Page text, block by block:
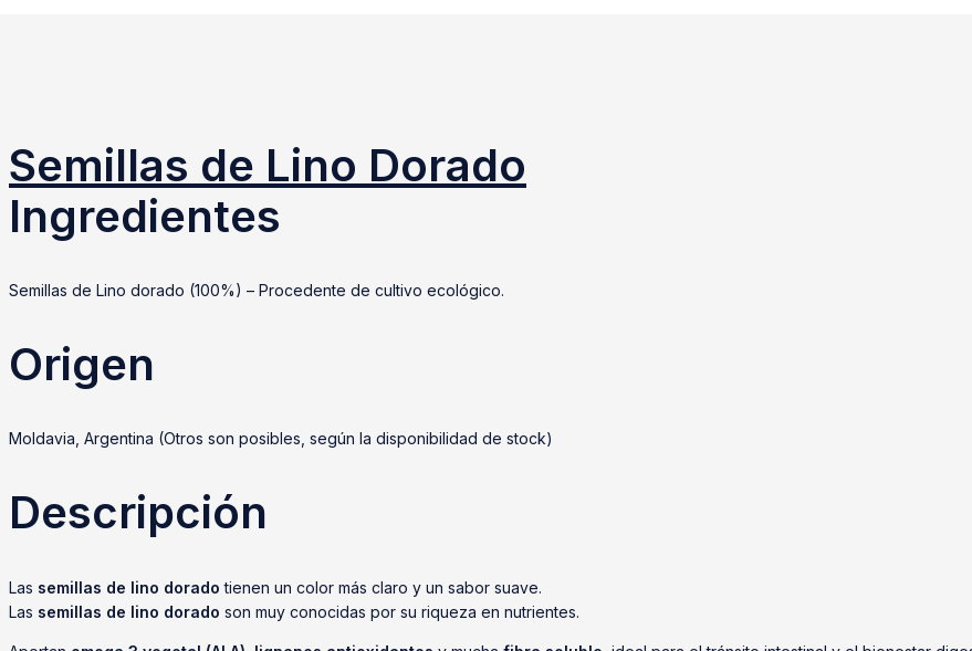
Semillas de Lino Dorado
Ingredientes
Semillas de Lino dorado (100%) – Procedente de cultivo ecológico.
Origen
Moldavia, Argentina (Otros son posibles, según la disponibilidad de stock)
Descripción
Las semillas de lino dorado tienen un color más claro y un sabor suave.
Las semillas de lino dorado son muy conocidas por su riqueza en nutrientes.